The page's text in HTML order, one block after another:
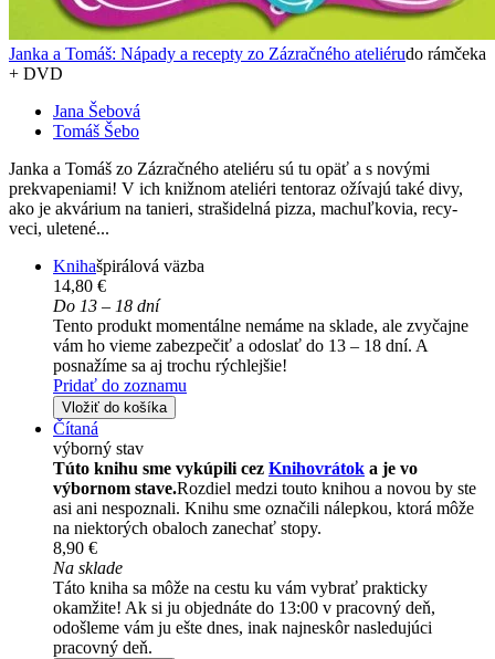
Janka a Tomáš: Nápady a recepty zo Zázračného ateliérudo rámčeka
+ DVD
Jana Šebová
Tomáš Šebo
Janka a Tomáš zo Zázračného ateliéru sú tu opäť a s novými
prekvapeniami! V ich knižnom ateliéri tentoraz ožívajú také divy,
ako je akvárium na tanieri, strašidelná pizza, machuľkovia, recy-
veci, uletené...
Knihašpirálová väzba
14,80 €
Do 13 – 18 dní
Tento produkt momentálne nemáme na sklade, ale zvyčajne
vám ho vieme zabezpečiť a odoslať do 13 – 18 dní. A
posnažíme sa aj trochu rýchlejšie!
Pridať do zoznamu
Vložiť do košíka
Čítaná
výborný stav
Túto knihu sme vykúpili cez Knihovrátok a je vo
výbornom stave.Rozdiel medzi touto knihou a novou by ste
asi ani nespoznali. Knihu sme označili nálepkou, ktorá môže
na niektorých obaloch zanechať stopy.
8,90 €
Na sklade
Táto kniha sa môže na cestu ku vám vybrať prakticky
okamžite! Ak si ju objednáte do 13:00 v pracovný deň,
odošleme vám ju ešte dnes, inak najneskôr nasledujúci
pracovný deň.